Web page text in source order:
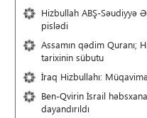
Hizbullah ABŞ-Səudiyyə
pislədi
Assamın qədim Quranı;
tarixinin sübutu
İraq Hizbullahı:
Ben-Qvirin İsrail
dayandırıldı